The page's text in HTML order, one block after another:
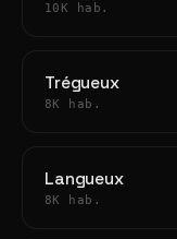
10K hab.
Trégueux
8K hab.
Langueux
8K hab.